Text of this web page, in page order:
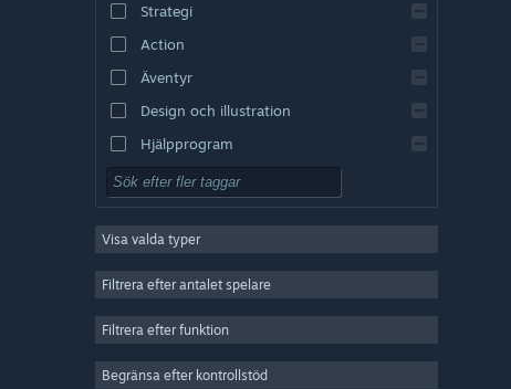
Strategi
Action
Äventyr
Design och illustration
Hjälpprogram
Gratis att spela
MMO
Indie
Simulering
Visa valda typer
Filtrera efter antalet spelare
Filtrera efter funktion
Begränsa efter kontrollstöd